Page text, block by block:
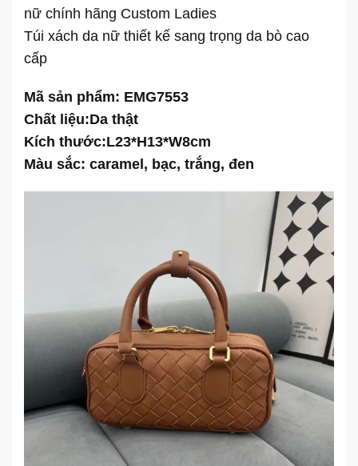
nữ chính hãng Custom Ladies
Túi xách da nữ thiết kế sang trọng da bò cao
cấp
Mã sản phẩm: EMG7553
Chất liệu:Da thật
Kích thước:L23*H13*W8cm
Màu sắc: caramel, bạc, trắng, đen